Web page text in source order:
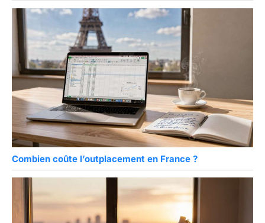
Combien coûte l’outplacement en France ?